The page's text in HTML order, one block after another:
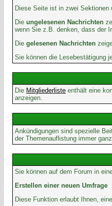
Diese Seite ist in zwei Sektionen
Die ungelesenen Nachrichten
wenn Sie z.B. denken, dass der
Die gelesenen Nachrichten
Sie können die Lesebestätigung
Die Mitgliederliste enthält eine
anzeigen.
Ankündigungen sind spezielle
der Themenauflistung immer
Sie können auf dem Forum in
Erstellen einer neuen Umfrage
Diese Funktion erlaubt Ihnen,